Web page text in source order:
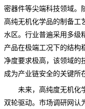
密器件等尖端科技领域。
高纯无机化学品的制备工
水区。行业普遍采用多级
产品在极端工况下的结构
净度要求极高，该领域的
成为产业链安全的关键所
未来，高纯度无机化学
双轮驱动。 市场调研网认